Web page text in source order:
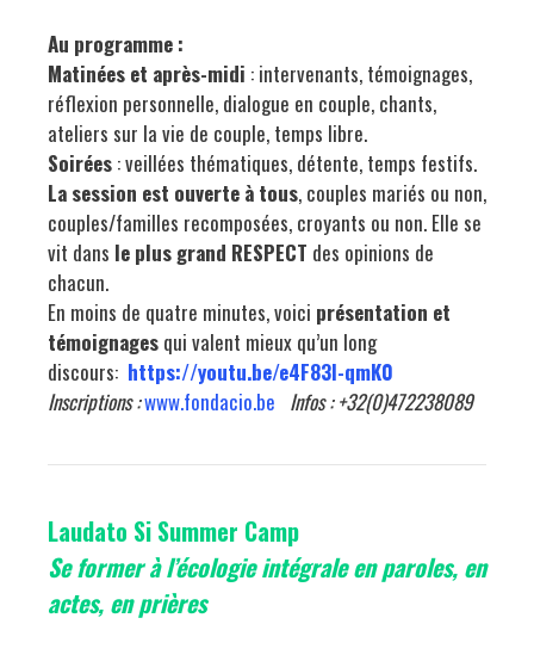
Au programme :
Matinées et après-midi : intervenants, témoignages,
réflexion personnelle, dialogue en couple, chants,
ateliers sur la vie de couple, temps libre.
Soirées : veillées thématiques, détente, temps festifs.
La session est ouverte à tous, couples mariés ou non,
couples/familles recomposées, croyants ou non. Elle se
vit dans le plus grand RESPECT des opinions de
chacun.
En moins de quatre minutes, voici présentation et
témoignages qui valent mieux qu’un long
discours: https://youtu.be/e4F83l-qmK0
Inscriptions :www.fondacio.be Infos : +32(0)472238089
Laudato Si Summer Camp
Se former à l’écologie intégrale en paroles, en
actes, en prières